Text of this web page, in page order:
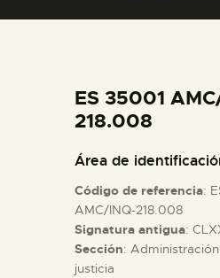
COLECCIONES
ESPAÑOL
PREPARAR LA
ES 35001
218.008
Área de
Código de referencia:
AMC/INQ-218.008
Signatura antigua:
Sección:
justicia